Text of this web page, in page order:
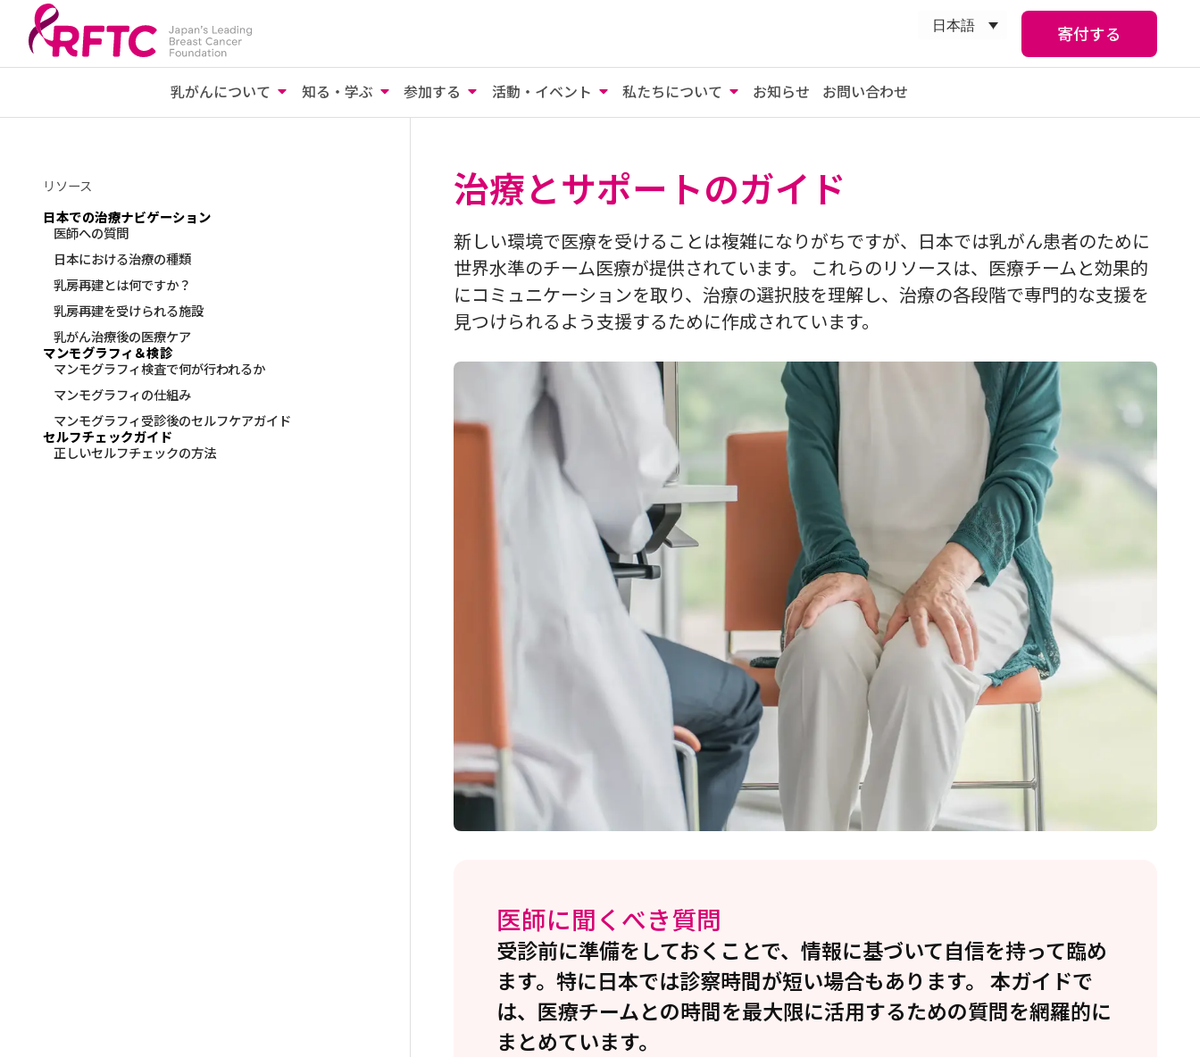
寄付する
日本語
乳がんについて 知る・学ぶ 参加する 活動・イベント 私たちについて お知らせ お問い合わせ
リソース
日本での治療ナビゲーション
医師への質問
日本における治療の種類
乳房再建とは何ですか？
乳房再建を受けられる施設
乳がん治療後の医療ケア
マンモグラフィ＆検診
マンモグラフィ検査で何が行われるか
マンモグラフィの仕組み
マンモグラフィ受診後のセルフケアガイド
セルフチェックガイド
正しいセルフチェックの方法
治療とサポートのガイド
新しい環境で医療を受けることは複雑になりがちですが、日本では乳がん患者のために
世界水準のチーム医療が提供されています。 これらのリソースは、医療チームと効果的
にコミュニケーションを取り、治療の選択肢を理解し、治療の各段階で専門的な支援を
見つけられるよう支援するために作成されています。
医師に聞くべき質問
受診前に準備をしておくことで、情報に基づいて自信を持って臨め
ます。特に日本では診察時間が短い場合もあります。 本ガイドで
は、医療チームとの時間を最大限に活用するための質問を網羅的に
まとめています。